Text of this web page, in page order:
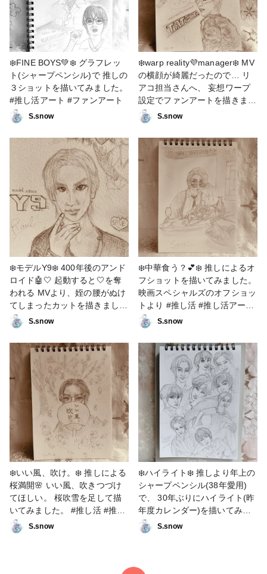
❄️FINE BOYS💚❄️ グラフレッ
ト(シャープペンシル)で 推しの
３ショットを描いてみました。
#推し活アート #ファンアート
S.snow
❄️warp reality💜manager❄️ MV
の横顔が綺麗だったので… リ
アコ担当さんへ、 妄想ワープ
設定でファンアートを描きまし
た。 400年後のアンドロイド🤖
💜 何もないところから、ハー
ト型の葉が芽吹く植物と 建物
を造形し 突然💜の世界へワー
プさせられる #推し活 #推し活
アート #ファンアート
S.snow
❄️モデルY9❄️ 400年後のアンド
ロイド🤖🤍 起動すると🤍を奪
われる MVより、姪の腰がぬけ
てしまったカットを描きまし
た。 #推し活 #推し活アート #
ファンアート
S.snow
❄️中華食う？💕❄️ 推しによるオ
フショットを描いてみました。
映画スペシャルズのオフショッ
トより #推し活 #推し活アート
#ファンアート
S.snow
❄️いい風、吹け。❄️ 推しによる
桜満開🌸 いい風、吹きつづけ
てほしい。 桜吹雪を足して描
いてみました。 #推し活 #推し
活アート #ファンアート
S.snow
❄️ハイライト❄️ 推しより年上の
シャープペンシル(38年愛用)
で、 30年ぶりにハイライト(昨
年度カレンダー)を描いてみま
した。 #推し活 #推し活アート
#ファンアート
S.snow